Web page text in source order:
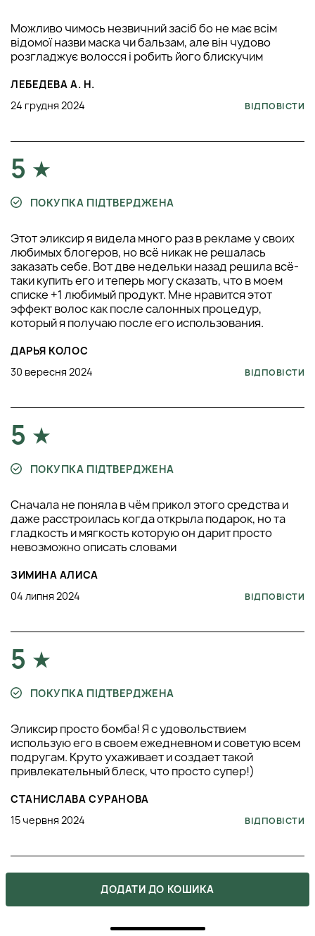
Можливо чимось незвичний засіб бо не має всім
відомої назви маска чи бальзам, але він чудово
розгладжує волосся і робить його блискучим
ЛЕБЕДЕВА А. Н.
24 грудня 2024
ВІДПОВІСТИ
5
ПОКУПКА ПІДТВЕРДЖЕНА
Этот эликсир я видела много раз в рекламе у своих
любимых блогеров, но всё никак не решалась
заказать себе. Вот две недельки назад решила всё-
таки купить его и теперь могу сказать, что в моем
списке +1 любимый продукт. Мне нравится этот
эффект волос как после салонных процедур,
который я получаю после его использования.
ДАРЬЯ КОЛОС
30 вересня 2024
ВІДПОВІСТИ
5
ПОКУПКА ПІДТВЕРДЖЕНА
Сначала не поняла в чём прикол этого средства и
даже расстроилась когда открыла подарок, но та
гладкость и мягкость которую он дарит просто
невозможно описать словами
ЗИМИНА АЛИСА
04 липня 2024
ВІДПОВІСТИ
5
ПОКУПКА ПІДТВЕРДЖЕНА
Эликсир просто бомба! Я с удовольствием
использую его в своем ежедневном и советую всем
подругам. Круто ухаживает и создает такой
привлекательный блеск, что просто супер!)
СТАНИСЛАВА СУРАНОВА
15 червня 2024
ВІДПОВІСТИ
5 ДОДАТИ ДО КОШИКА